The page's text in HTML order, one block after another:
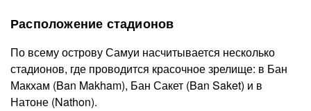
Расположение стадионов
По всему острову Самуи насчитывается несколько
стадионов, где проводится красочное зрелище: в Бан
Макхам (Ban Makham), Бан Сакет (Ban Saket) и в
Натоне (Nathon).